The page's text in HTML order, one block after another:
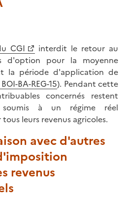
CGI
interdit le retour au
d'option pour la moyenne
la période d'application de
BA-REG-15). Pendant cette
concernés restent
soumis à un régime réel
leurs revenus agricoles.
avec d'autres
revenus